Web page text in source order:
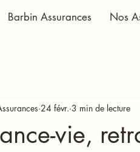
Barbin Assurances Nos
vie,
24 févr. 3 min de lecture